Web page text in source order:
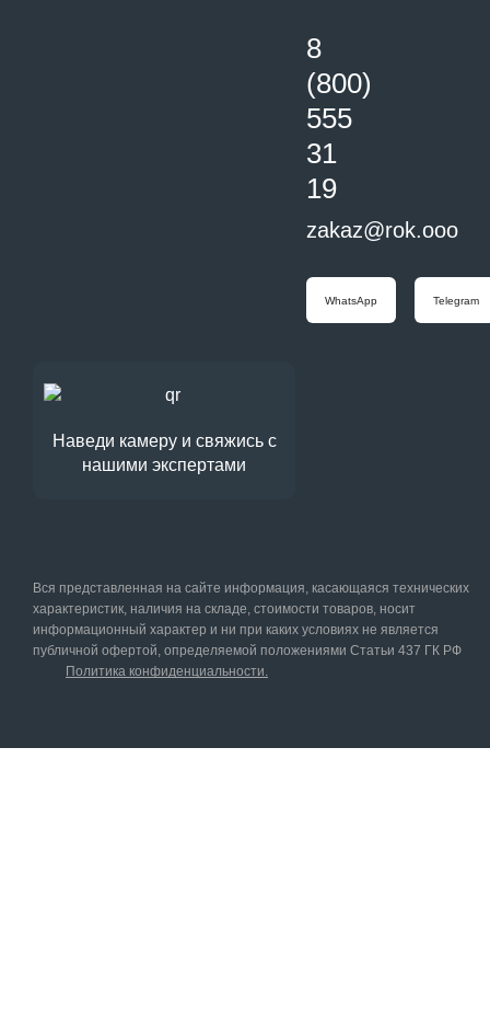
8
(800)
555
31
19
zakaz@rok.ooo
WhatsApp Telegram
Наведи камеру и свяжись с
нашими экспертами
Вся представленная на сайте информация, касающаяся технических
характеристик, наличия на складе, стоимости товаров, носит
информационный характер и ни при каких условиях не является
публичной офертой, определяемой положениями Статьи 437 ГК РФ
Политика конфиденциальности.